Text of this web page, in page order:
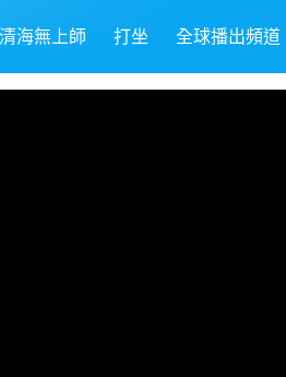
清海無上師 打坐 全球播出頻道